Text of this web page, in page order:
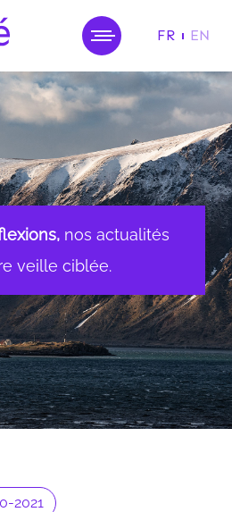
FR EN
nos actualités
veille ciblée.
2021